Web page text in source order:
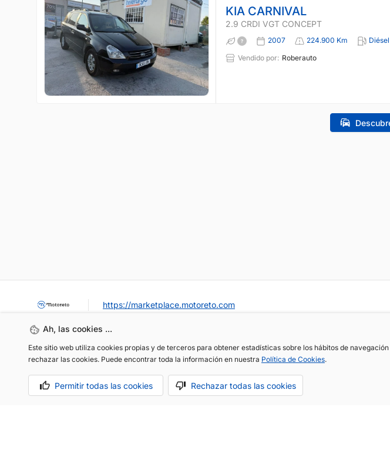
KIA CARNIVAL
2.9 CRDI VGT CONCEPT
2007 224.900 Km Diésel
Vendido por: Roberauto
Ah, las cookies ...
Este sitio web utiliza cookies propias y de terceros para obtener estadísticas sobre los hábitos de
rechazar las cookies. Puede encontrar toda la información en nuestra Política de Cookies.
Permitir todas las cookies Rechazar todas las cookies
https://marketplace.motoreto.com